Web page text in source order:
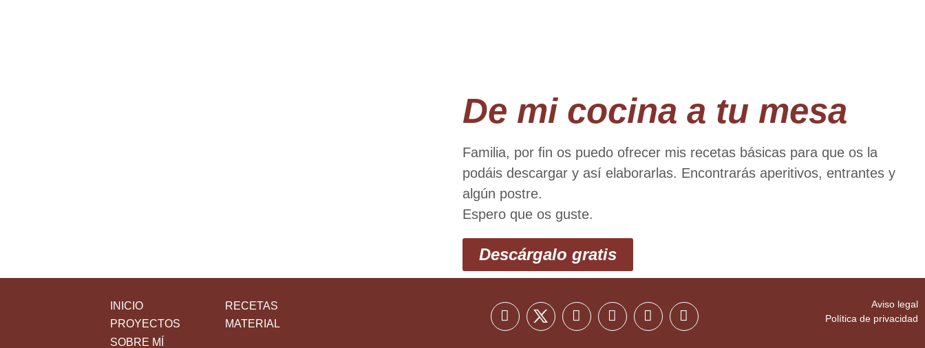
De mi cocina a tu mesa
Familia, por ﬁn os puedo ofrecer mis recetas básicas para que os la
podáis descargar y así elaborarlas. Encontrarás aperitivos, entrantes y
algún postre.
Espero que os guste.
Descárgalo gratis
INICIO
PROYECTOS
SOBRE MÍ
RECETAS
MATERIAL
Aviso legal
Política de privacidad